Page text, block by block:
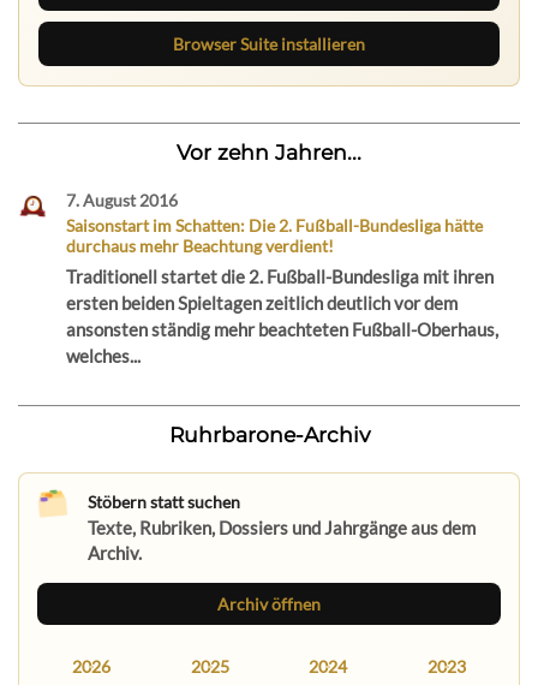
Browser Suite installieren
Vor zehn Jahren...
7. August 2016
Saisonstart im Schatten: Die 2. Fußball-Bundesliga hätte
durchaus mehr Beachtung verdient!
Traditionell startet die 2. Fußball-Bundesliga mit ihren
ersten beiden Spieltagen zeitlich deutlich vor dem
ansonsten ständig mehr beachteten Fußball-Oberhaus,
welches...
Ruhrbarone-Archiv
Stöbern statt suchen
Texte, Rubriken, Dossiers und Jahrgänge aus dem
Archiv.
Archiv öffnen
2026 2025 2024 2023